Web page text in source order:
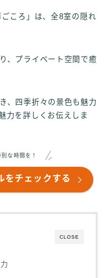
ころ」は、全8室の隠れ
、プライベート空間で癒
、四季折々の景色も魅力
力を詳しくお伝えしま
な時間を！
をチェックする
CLOSE